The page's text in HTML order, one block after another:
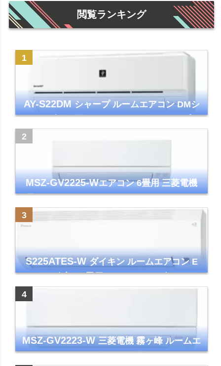
閲覧ランキング
AY-S22DMシャープ ルームエアコン DMシ
リーズ 主に6畳 ホワイト 2024年モデル プラ
MSZ-GV2225-Wエアコン 6畳用 三菱電機
霧ヶ峰 2025年モデル GVシリーズ ピュアホ
ワイト 清潔 除湿 単相100V
S225ATES-Wダイキン ルームエアコン E
シリーズ 主に6畳用 ホワイト 2025年モデル
MSZ-GV2223-W三菱電機 霧ヶ峰 ルームエ
アコン GVシリーズ おもに6畳用 ピュアホワ